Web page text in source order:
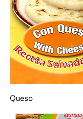
Queso